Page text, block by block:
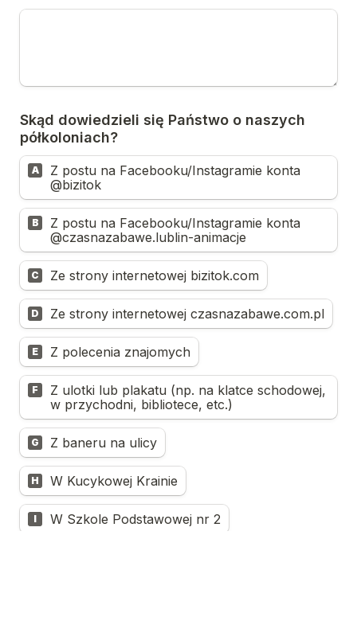
Skąd dowiedzieli się Państwo o naszych
półkoloniach?
A
Z postu na Facebooku/Instagramie konta
@bizitok
B
Z postu na Facebooku/Instagramie konta
@czasnazabawe.lublin-animacje
C Ze strony internetowej bizitok.com
D Ze strony internetowej czasnazabawe.com.pl
E Z polecenia znajomych
F
Z ulotki lub plakatu (np. na klatce schodowej,
w przychodni, bibliotece, etc.)
G Z baneru na ulicy
H W Kucykowej Krainie
I W Szkole Podstawowej nr 2